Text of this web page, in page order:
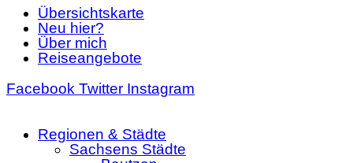
Übersichtskarte
Neu hier?
Über mich
Reiseangebote
Facebook Twitter Instagram
Regionen & Städte
Sachsens Städte